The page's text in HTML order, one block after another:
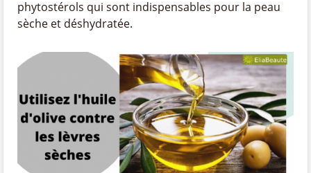
phytostérols qui sont indispensables pour la peau
sèche et déshydratée.